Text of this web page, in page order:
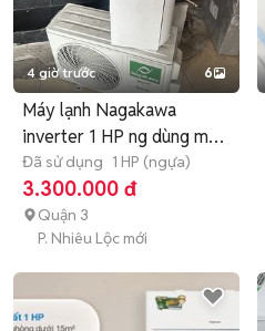
4 giờ trước 6
Máy lạnh Nagakawa
inverter 1 HP ng dùng mới
tinh
Đã sử dụng 1 HP (ngựa)
3.300.000 đ
Quận 3
P. Nhiêu Lộc mới